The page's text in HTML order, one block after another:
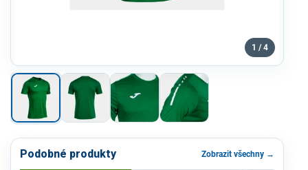
1 / 4
Podobné produkty Zobrazit všechny →